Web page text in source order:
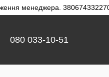
менеджера.
080 033-10-51